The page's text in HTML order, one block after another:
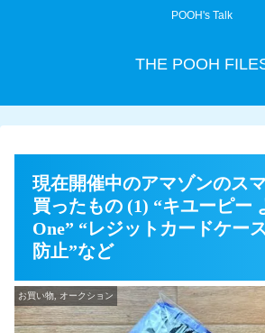
POOH's Talk
THE POOH
現在開催中のアマゾンのス
買ったもの (1) “キユーピー
One” “レジットカードケー
防止”など
お買い物, オークション